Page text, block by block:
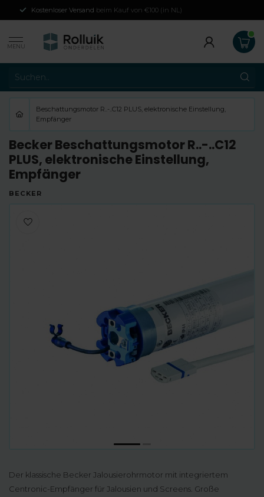
Kostenloser Versand beim Kauf von €100 (in NL)
MENU
Beschattungsmotor R..-..C12 PLUS, elektronische Einstellung,
Empfänger
Becker Beschattungsmotor R..-..C12
PLUS, elektronische Einstellung,
Empfänger
BECKER
Der klassische Becker Jalousierohrmotor mit integriertem
Centronic-Empfänger für Jalousien und Screens. Große